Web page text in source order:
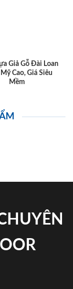
Giả Gỗ Đài Loan
Mỹ Cao, Giá Siêu
Mềm